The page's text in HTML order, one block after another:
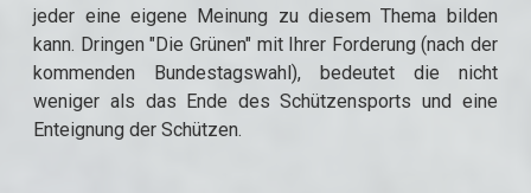
jeder eine eigene Meinung zu diesem Thema bilden
kann. Dringen "Die Grünen" mit Ihrer Forderung (nach der
kommenden Bundestagswahl), bedeutet die nicht
weniger als das Ende des Schützensports und eine
Enteignung der Schützen.